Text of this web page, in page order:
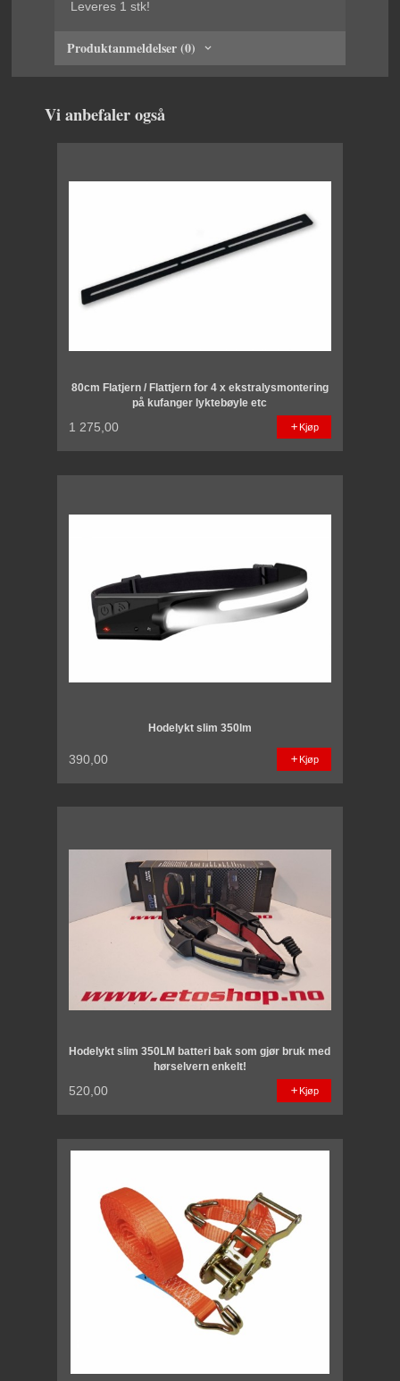
Leveres 1 stk!
Produktanmeldelser (0)
Vi anbefaler også
80cm Flatjern / Flattjern for 4 x ekstralysmontering
på kufanger lyktebøyle etc
1 275,00 Kjøp
Hodelykt slim 350lm
390,00 Kjøp
Hodelykt slim 350LM batteri bak som gjør bruk med
hørselvern enkelt!
520,00 Kjøp